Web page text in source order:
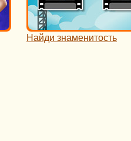
Найди знаменитость